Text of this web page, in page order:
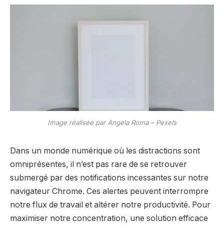
Image réalisée par Angela Roma – Pexels
Dans un monde numérique où les distractions sont
omniprésentes, il n’est pas rare de se retrouver
submergé par des notifications incessantes sur notre
navigateur Chrome. Ces alertes peuvent interrompre
notre flux de travail et altérer notre productivité. Pour
maximiser notre concentration, une solution efficace